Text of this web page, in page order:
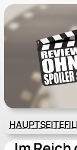
Zum
Inhalt
springen
HAUPTSEITE